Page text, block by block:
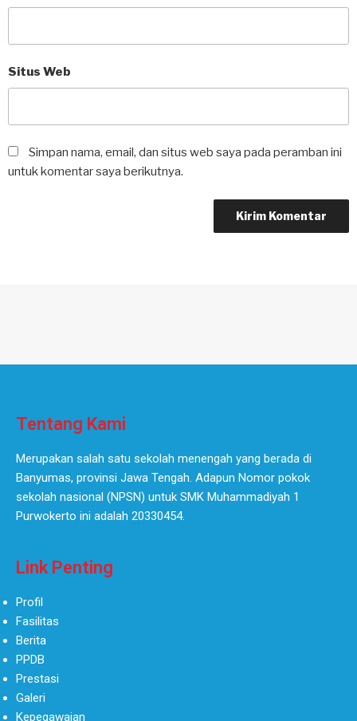
Situs Web
Simpan nama, email, dan situs web saya pada peramban ini
untuk komentar saya berikutnya.
Tentang Kami
Merupakan salah satu sekolah menengah yang berada di
Banyumas, provinsi Jawa Tengah. Adapun Nomor pokok
sekolah nasional (NPSN) untuk SMK Muhammadiyah 1
Purwokerto ini adalah 20330454.
Link Penting
Profil
Fasilitas
Berita
PPDB
Prestasi
Galeri
Kepegawaian